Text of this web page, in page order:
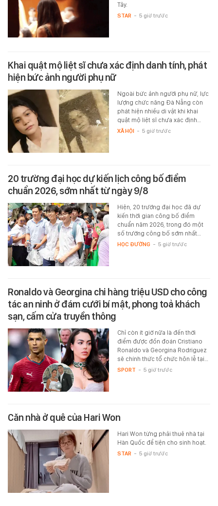
Tây.
STAR - 5 giờ trước
Khai quật mộ liệt sĩ chưa xác định danh tính, phát
hiện bức ảnh người phụ nữ
Ngoài bức ảnh người phụ nữ, lực
lượng chức năng Đà Nẵng còn
phát hiện nhiều di vật khi khai
quật mộ liệt sĩ chưa xác định…
XÃ HỘI - 5 giờ trước
20 trường đại học dự kiến lịch công bố điểm
chuẩn 2026, sớm nhất từ ngày 9/8
Hiện, 20 trường đại học đã dự
kiến thời gian công bố điểm
chuẩn năm 2026, trong đó một
số trường công bố sớm nhất…
HỌC ĐƯỜNG - 5 giờ trước
Ronaldo và Georgina chi hàng triệu USD cho công
tác an ninh ở đám cưới bí mật, phong toả khách
sạn, cấm cửa truyền thông
Chỉ còn ít giờ nữa là đến thời
điểm được đồn đoán Cristiano
Ronaldo và Georgina Rodriguez
sẽ chính thức tổ chức hôn lễ tại…
SPORT - 5 giờ trước
Căn nhà ở quê của Hari Won
Hari Won từng phải thuê nhà tại
Hàn Quốc để tiện cho sinh hoạt.
STAR - 5 giờ trước